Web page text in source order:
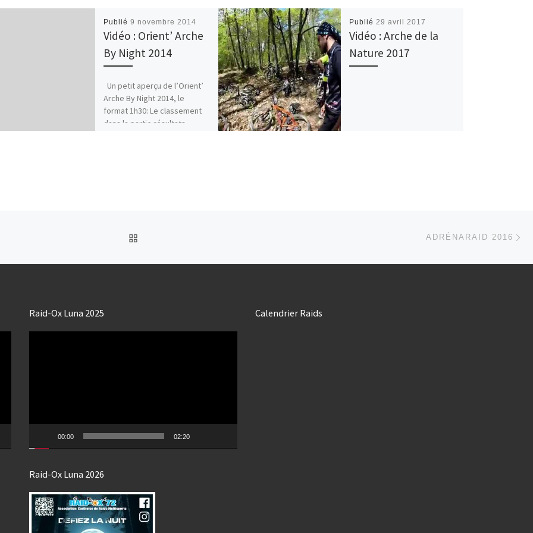
Publié9 novembre 2014
Vidéo : Orient’ Arche
By Night 2014
Un petit aperçu de l’Orient’
Arche By Night 2014, le
format 1h30: Le classement
dans la partie résultats
Publié 29 avril 2017
Vidéo : Arche de la
Nature 2017
ADRÉNARAID 2016
Raid-Ox Luna 2025
00:00 02:20
Raid-Ox Luna 2026
Calendrier Raids